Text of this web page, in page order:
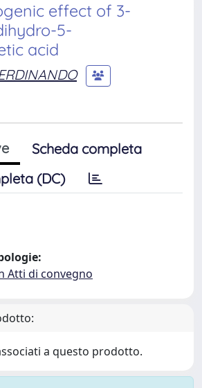
effect of 3-
5-
acid
Scheda completa
(DC)
Atti di convegno
a questo prodotto.